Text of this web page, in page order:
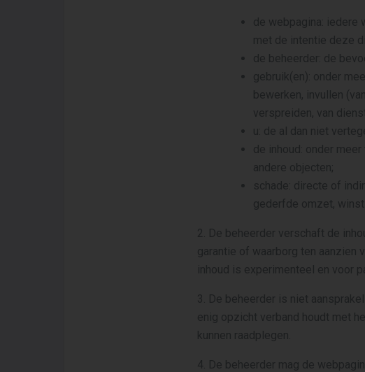
de webpagina: iedere
met de intentie deze
de beheerder: de
gebruik(en): onder
bewerken, invullen
verspreiden, van
u: de al dan niet
de inhoud: onder
andere objecten;
schade: directe of
gederfde omzet,
2. De beheerder verschaft de
garantie of waarborg ten aanzien
inhoud is experimenteel en voor
3. De beheerder is niet
enig opzicht verband houdt met
kunnen raadplegen.
4. De beheerder mag de